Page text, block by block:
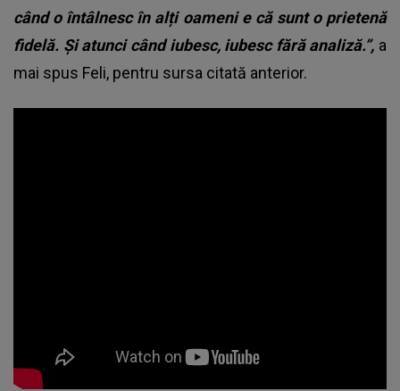
când o întâlnesc în alți oameni e că sunt o prietenă
fidelă. Și atunci când iubesc, iubesc fără analiză.”, a
mai spus Feli, pentru sursa citată anterior.